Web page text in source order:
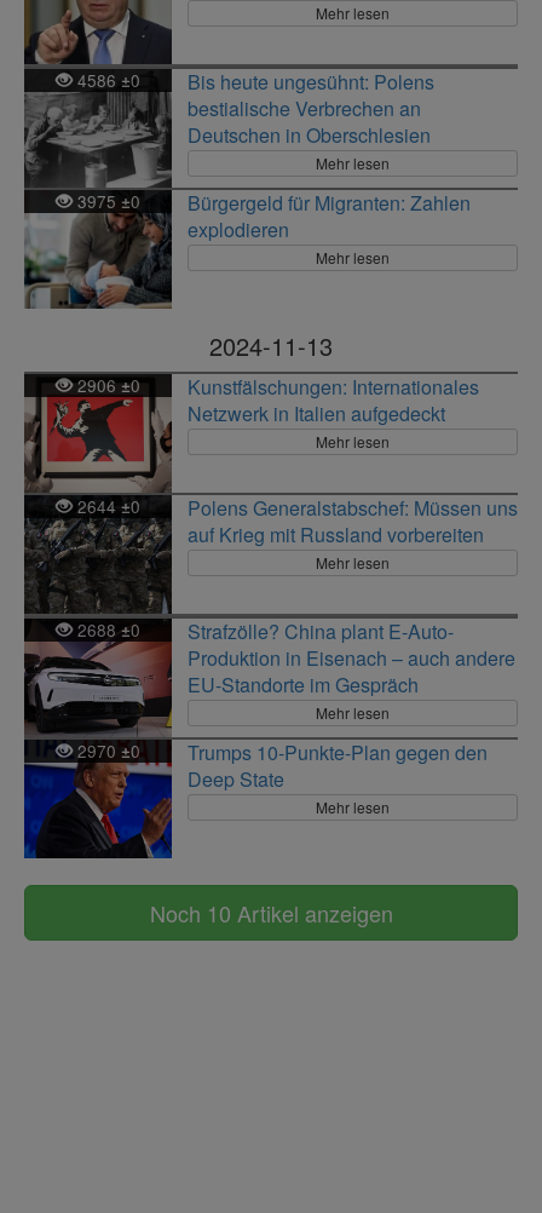
Mehr lesen
4586 ±0
Bis heute ungesühnt: Polens
bestialische Verbrechen an
Deutschen in Oberschlesien
Mehr lesen
3975±0
Bürgergeld für Migranten: Zahlen
explodieren
Mehr lesen
2024-11-13
2906±0
Kunstfälschungen: Internationales
Netzwerk in Italien aufgedeckt
Mehr lesen
2644±0
Polens Generalstabschef: Müssen uns
auf Krieg mit Russland vorbereiten
Mehr lesen
2688±0
Strafzölle? China plant E-Auto-
Produktion in Eisenach – auch andere
EU-Standorte im Gespräch
Mehr lesen
2970±0
Trumps 10-Punkte-Plan gegen den
Deep State
Mehr lesen
Noch 10 Artikel anzeigen